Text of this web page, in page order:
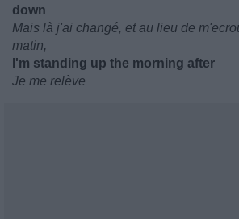
down
Mais là j'ai changé, et au lieu de
matin,
I'm standing up the morning after
Je me relève